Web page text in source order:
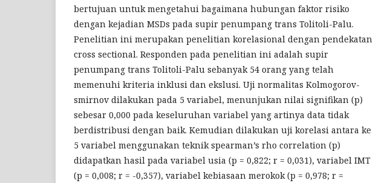
bertujuan untuk mengetahui bagaimana hubungan faktor risiko
dengan kejadian MSDs pada supir penumpang trans Tolitoli-Palu.
Penelitian ini merupakan penelitian korelasional dengan pendekatan
cross sectional. Responden pada penelitian ini adalah supir
penumpang trans Tolitoli-Palu sebanyak 54 orang yang telah
memenuhi kriteria inklusi dan ekslusi. Uji normalitas Kolmogorov-
smirnov dilakukan pada 5 variabel, menunjukan nilai signifikan (p)
sebesar 0,000 pada keseluruhan variabel yang artinya data tidak
berdistribusi dengan baik. Kemudian dilakukan uji korelasi antara ke
5 variabel menggunakan teknik spearman’s rho correlation (p)
didapatkan hasil pada variabel usia (p = 0,822; r = 0,031), variabel IMT
(p = 0,008; r = -0,357), variabel kebiasaan merokok (p = 0,978; r =